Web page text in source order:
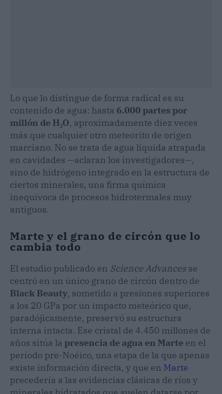
Lo que lo distingue de forma radical es su
contenido de agua: hasta 6.000 partes por
millón de H₂O, aproximadamente diez veces
más que cualquier otro meteorito de origen
marciano. No se trata de agua líquida atrapada
en cavidades —aclaran los investigadores—,
sino de hidrógeno integrado en la estructura de
ciertos minerales, una firma química
inequívoca de procesos hidrotermales muy
antiguos.
Marte y el grano de circón que lo
cambia todo
El estudio publicado en Science Advancesse
centró en un único grano de circón dentro de
Black Beauty, sometido a presiones superiores
a los 20 GPa por un impacto meteórico que,
paradójicamente, preservó su estructura
interna intacta. Ese cristal de 4.450 millones de
años sitúa la presencia de agua en Marte en el
período pre-Noéico, una etapa de la que apenas
existe información directa, y que en Marte
precedería a las evidencias clásicas de ríos y